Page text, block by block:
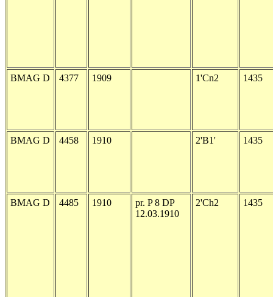
BMAG D 4377 1909 1'Cn2 1435
BMAG D 4458 1910 2'B1' 1435
BMAG D 4485 1910
pr. P 8 DP
12.03.1910
2'Ch2 1435